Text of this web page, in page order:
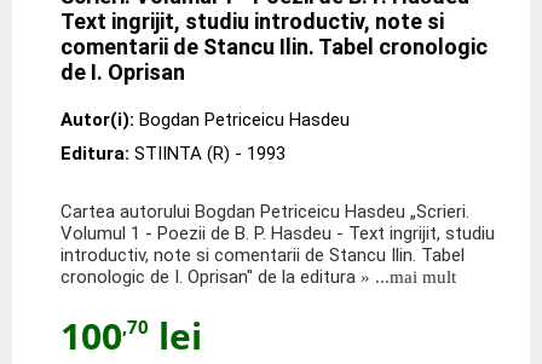
Text ingrijit, studiu introductiv, note si
comentarii de Stancu Ilin. Tabel cronologic
de I. Oprisan
Autor(i): Bogdan Petriceicu Hasdeu
Editura: STIINTA (R) - 1993
Cartea autorului Bogdan Petriceicu Hasdeu „Scrieri.
Volumul 1 - Poezii de B. P. Hasdeu - Text ingrijit, studiu
introductiv, note si comentarii de Stancu Ilin. Tabel
cronologic de I. Oprisan" de la editura » ...mai mult
100,70 lei